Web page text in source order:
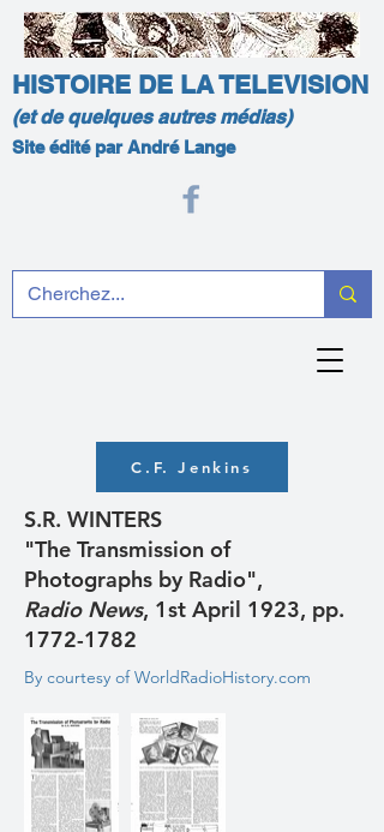
HISTOIRE DE LA TELEVISION
(et de quelques autres médias)
Site édité par André Lange
C.F. Jenkins
S.R. WINTERS
"The Transmission of
Photographs by Radio",
Radio News, 1st April 1923, pp.
1772-1782
By courtesy of WorldRadioHistory.com